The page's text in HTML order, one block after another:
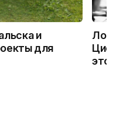
и
для
это